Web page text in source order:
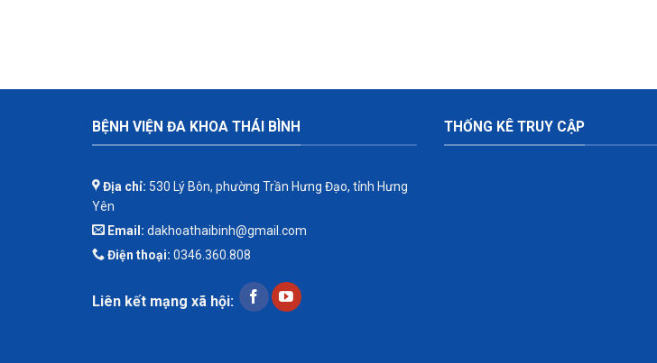
BỆNH VIỆN ĐA KHOA THÁI BÌNH
Địa chỉ: 530 Lý Bôn, phường Trần Hưng Đạo, tỉnh Hưng
Yên
Email: dakhoathaibinh@gmail.com
Điện thoại: 0346.360.808
Liên kết mạng xã hội:
THỐNG KÊ TRUY CẬP